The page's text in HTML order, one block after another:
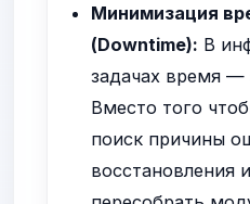
Минимизация
(Downtime): В
задачах время —
Вместо того
поиск причины
восстановления